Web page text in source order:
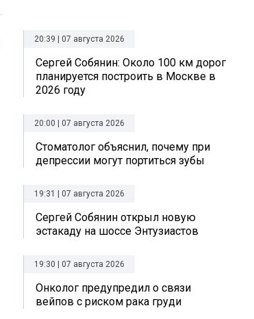
20:39 | 07 августа 2026
Сергей Собянин: Около 100 км дорог
планируется построить в Москве в
2026 году
20:00 | 07 августа 2026
Стоматолог объяснил, почему при
депрессии могут портиться зубы
19:31 | 07 августа 2026
Сергей Собянин открыл новую
эстакаду на шоссе Энтузиастов
19:30 | 07 августа 2026
Онколог предупредил о связи
вейпов с риском рака груди